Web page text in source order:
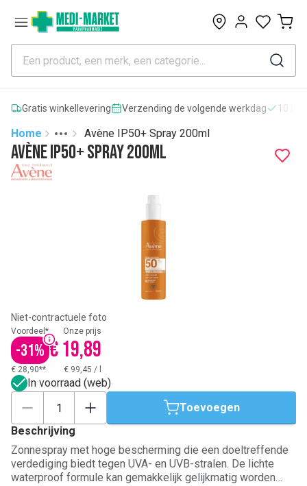
0
Gratis winkellevering Verzending de volgende werkdag
Home
More
Toggle menu
Avène IP50+ Spray 200ml
Avène IP50+ Spray 200ml
Niet-contractuele foto
Voordeel*
-31%
Onze prijs
€ 19,89
€ 28,90** € 99,45 /
In voorraad (web)
Toevoegen
Beschrijving
Zonnespray met hoge bescherming die een doeltreffende
verdediging biedt tegen UVA- en UVB-stralen. De lichte
waterproof formule kan gemakkelijk gelijkmatig worden